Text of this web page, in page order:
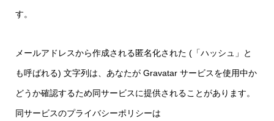
す。
メールアドレスから作成される匿名化された (「ハッシュ」と
も呼ばれる) 文字列は、あなたが Gravatar サービスを使用中か
どうか確認するため同サービスに提供されることがあります。
同サービスのプライバシーポリシーは